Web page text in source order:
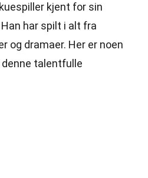
kjent for sin
har spilt i alt fra
og dramaer. Her er noen
talentfulle